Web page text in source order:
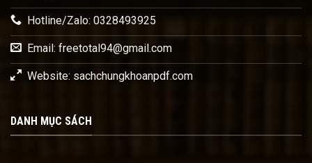
Hotline/Zalo: 0328493925
Email: freetotal94@gmail.com
Website: sachchungkhoanpdf.com
DANH MỤC SÁCH